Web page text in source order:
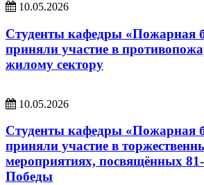
10.05.2026
Студенты кафедры «Пожарная
приняли участие в
жилому сектору
10.05.2026
Студенты кафедры «Пожарная
приняли участие в
мероприятиях, посвящённых
Победы